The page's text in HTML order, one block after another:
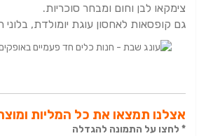
צימקאו לבן וחום ומבחר סוכריות.
גם קופסאות לאחסון עוגת יומולדת, בלוני
אצלנו תמצאו את כל המליות
* לחצו על התמונה להגדלה